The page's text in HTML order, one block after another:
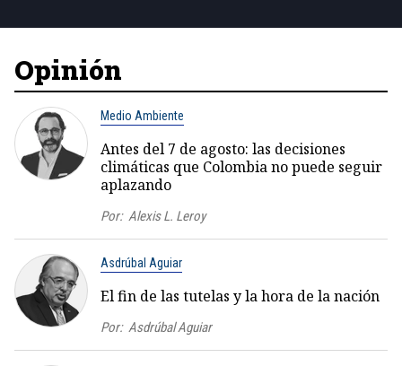
Opinión
Medio Ambiente
Antes del 7 de agosto: las decisiones
climáticas que Colombia no puede seguir
aplazando
Por: Alexis L. Leroy
Asdrúbal Aguiar
El fin de las tutelas y la hora de la nación
Por: Asdrúbal Aguiar